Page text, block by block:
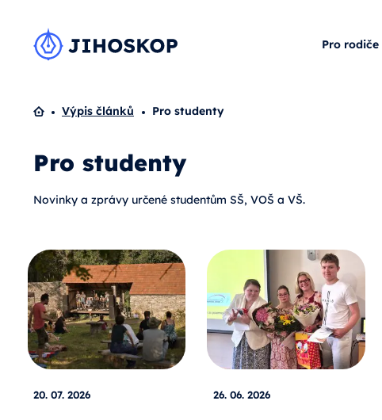
Pro rodiče
Domů
Výpis článků Pro studenty
Pro studenty
Novinky a zprávy určené studentům SŠ, VOŠ a VŠ.
20. 07. 2026 26. 06. 2026